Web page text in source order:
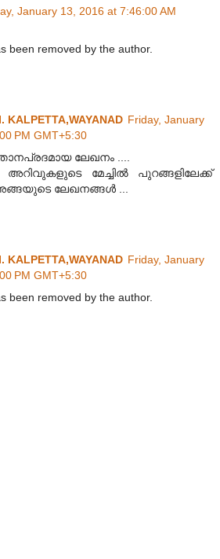
January 13, 2016 at 7:46:00 AM
been removed by the author.
KALPETTA,WAYANAD Friday, January
PM GMT+5:30
ലേഖനം ....
മേച്ചിൽ പുറങ്ങളിലേക്ക്
ലേഖനങ്ങൾ ...
KALPETTA,WAYANAD Friday, January
PM GMT+5:30
been removed by the author.